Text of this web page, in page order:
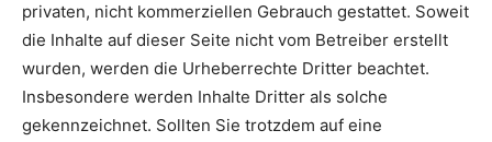
privaten, nicht kommerziellen Gebrauch gestattet. Soweit
die Inhalte auf dieser Seite nicht vom Betreiber erstellt
wurden, werden die Urheberrechte Dritter beachtet.
Insbesondere werden Inhalte Dritter als solche
gekennzeichnet. Sollten Sie trotzdem auf eine